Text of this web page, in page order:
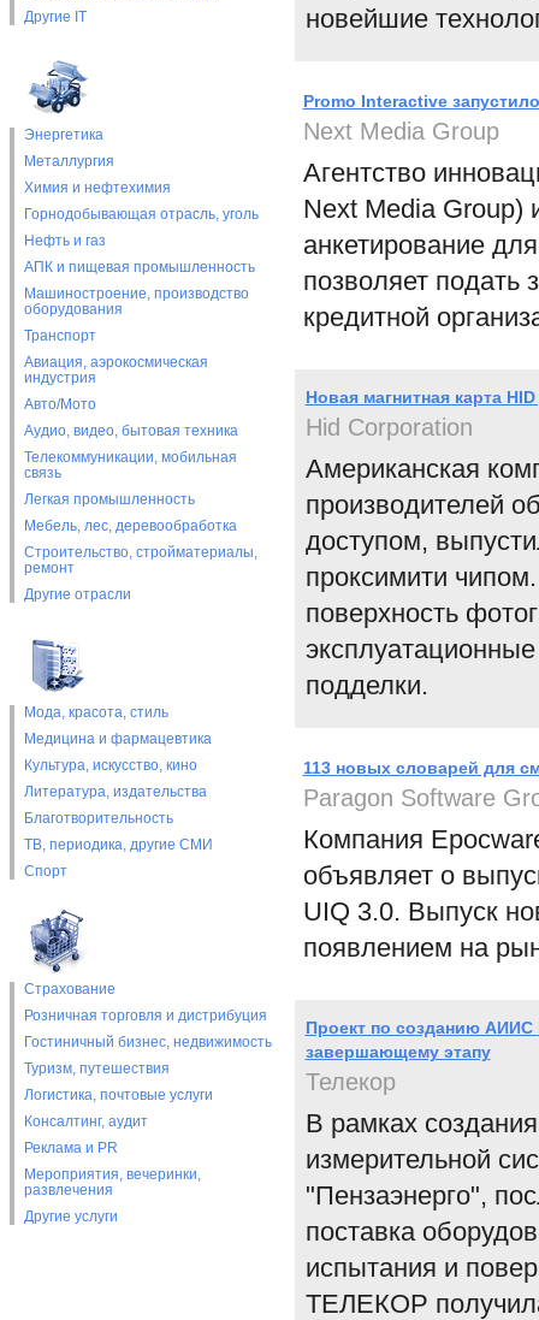
Другие IT
Энергетика
Металлургия
Химия и нефтехимия
Горнодобывающая отрасль, уголь
Нефть и газ
АПК и пищевая промышленность
Машиностроение, производство
оборудования
Транспорт
Авиация, аэрокосмическая
индустрия
Авто/Мото
Аудио, видео, бытовая техника
Телекоммуникации, мобильная
связь
Легкая промышленность
Мебель, лес, деревообработка
Строительство, стройматериалы,
ремонт
Другие отрасли
Мода, красота, стиль
Медицина и фармацевтика
Культура, искусство, кино
Литература, издательства
Благотворительность
ТВ, периодика, другие СМИ
Спорт
Страхование
Розничная торговля и дистрибуция
Гостиничный бизнес, недвижимость
Туризм, путешествия
Логистика, почтовые услуги
Консалтинг, аудит
Реклама и PR
Мероприятия, вечеринки,
развлечения
Другие услуги
новейшие
Promo Interactive
Next Media Group
Агентство
Next Media
анкетирование
позволяет подать
кредитной
Новая магнитная карта
Hid Corporation
Американская
производителей
доступом,
проксимити
поверхность
подделки.
113 новых словарей для
Paragon Software
Компания
объявляет о
UIQ 3.0. Выпуск
появлением на
Проект по созданию
завершающему этапу
Телекор
В рамках
измерительной
"Пензаэнерго",
поставка
испытания и
ТЕЛЕКОР